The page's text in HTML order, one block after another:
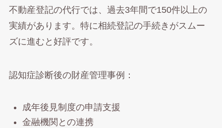
不動産登記の代行では、過去3年間で150件以上の
実績があります。特に相続登記の手続きがスムー
ズに進むと好評です。
認知症診断後の財産管理事例：
成年後見制度の申請支援
金融機関との連携